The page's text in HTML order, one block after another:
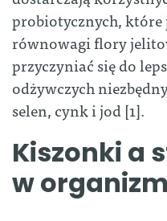
probiotycznych,
równowagi flory
przyczyniać się do
odżywczych
selen, cynk i jod [1].
Kiszonki a
w